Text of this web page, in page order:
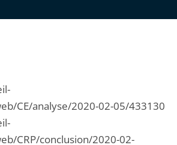
CE/analyse/2020-02-05/433130
CRP/conclusion/2020-02-